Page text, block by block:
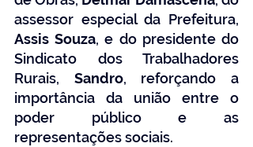
Assis Souza, e do presidente do
Sindicato dos Trabalhadores
Rurais, Sandro, reforçando a
importância da união entre o
poder público e as
representações sociais.